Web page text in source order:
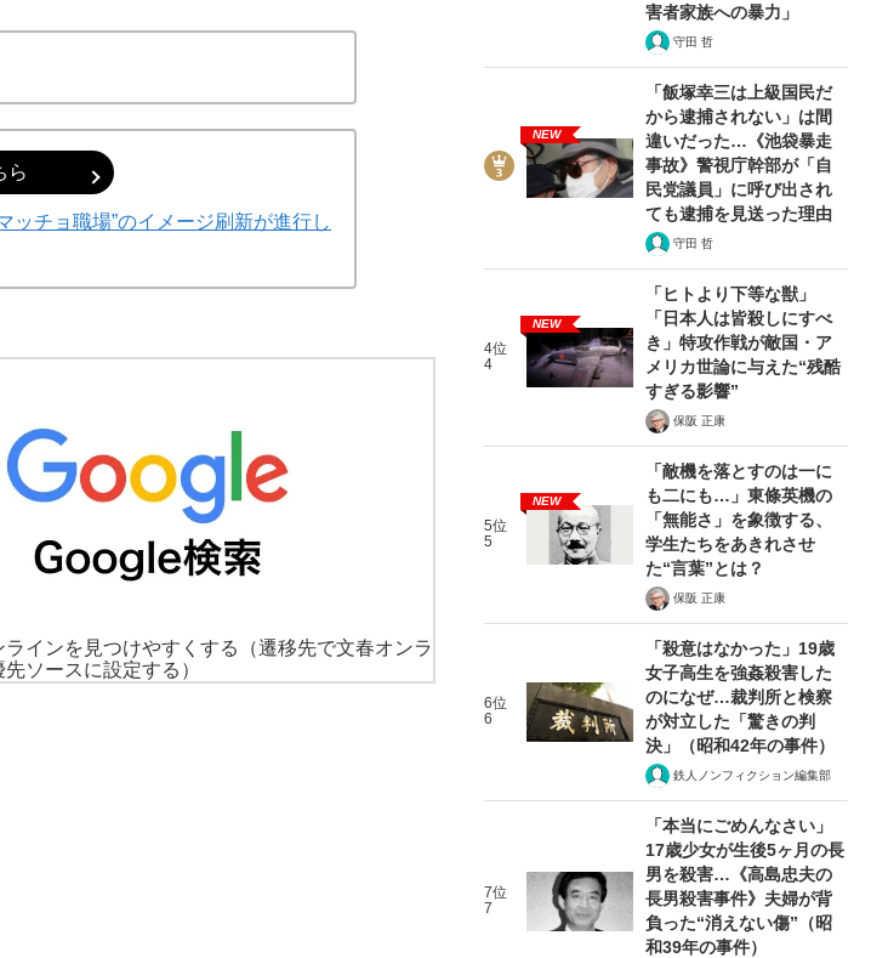
ら
ッチョ職場”のイメージ刷新が進行し
ラインを見つけやすくする
（遷移先で文春オンラ
ソースに設定する）
害者家族への暴力」
守田 哲
NEW
「飯塚幸三は上級国民だ
から逮捕されない」は間
違いだった…《池袋暴走
事故》警視庁幹部が「自
民党議員」に呼び出され
ても逮捕を見送った理由
守田 哲
4位
4
NEW
「ヒトより下等な獣」
「日本人は皆殺しにすべ
き」特攻作戦が敵国・ア
メリカ世論に与えた“残酷
すぎる影響”
保阪 正康
5位
5
NEW
「敵機を落とすのは一に
も二にも…」東條英機の
「無能さ」を象徴する、
学生たちをあきれさせ
た“言葉”とは？
保阪 正康
6位
6
「殺意はなかった」19歳
女子高生を強姦殺害した
のになぜ…裁判所と検察
が対立した「驚きの判
決」（昭和42年の事件）
鉄人ノンフィクション編集部
7位
7
「本当にごめんなさい」
17歳少女が生後5ヶ月の長
男を殺害…《高島忠夫の
長男殺害事件》夫婦が背
負った“消えない傷”（昭
和39年の事件）